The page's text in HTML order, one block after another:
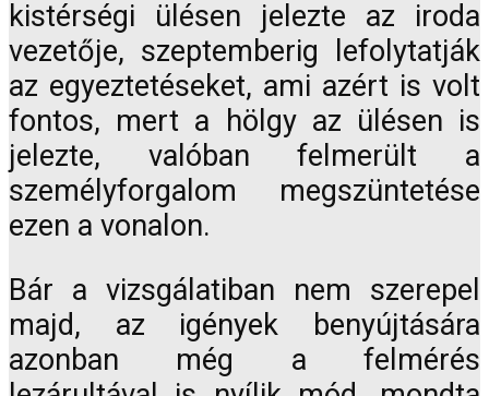
kistérségi ülésen jelezte az iroda
vezetője, szeptemberig lefolytatják
az egyeztetéseket, ami azért is volt
fontos, mert a hölgy az ülésen is
jelezte, valóban felmerült a
személyforgalom megszüntetése
ezen a vonalon.
Bár a vizsgálatiban nem szerepel
majd, az igények benyújtására
azonban még a felmérés